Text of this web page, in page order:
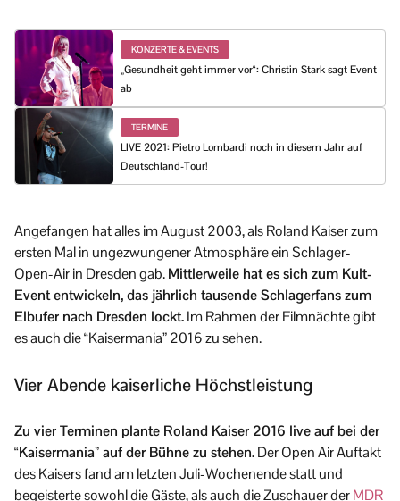
KONZERTE & EVENTS
„Gesundheit geht immer vor“: Christin Stark sagt Event
ab
TERMINE
LIVE 2021: Pietro Lombardi noch in diesem Jahr auf
Deutschland-Tour!
Angefangen hat alles im August 2003, als Roland Kaiser zum
ersten Mal in ungezwungener Atmosphäre ein Schlager-
Open-Air in Dresden gab.Mittlerweile hat es sich zum Kult-
Event entwickeln, das jährlich tausende Schlagerfans zum
Elbufer nach Dresden lockt.Im Rahmen der Filmnächte gibt
es auch die “Kaisermania” 2016 zu sehen.
Vier Abende kaiserliche Höchstleistung
Zu vier Terminen plante Roland Kaiser 2016 live auf bei der
“Kaisermania” auf der Bühne zu stehen.Der Open Air Auftakt
des Kaisers fand am letzten Juli-Wochenende statt und
begeisterte sowohl die Gäste, als auch die Zuschauer derMDR